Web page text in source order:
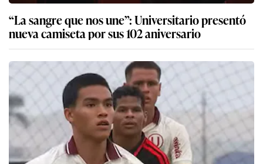
“La sangre que nos une”: Universitario presentó
nueva camiseta por sus 102 aniversario